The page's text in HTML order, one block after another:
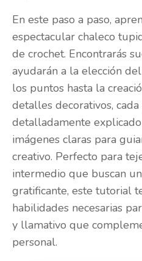
En este paso a paso,
espectacular chaleco
de crochet. Encontrarás
ayudarán a la elección
los puntos hasta la
detalles decorativos, cada
detalladamente
imágenes claras para
creativo. Perfecto para
intermedio que buscan
gratificante, este tutorial
habilidades necesarias
y llamativo que
personal.